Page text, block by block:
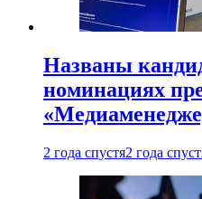
Названы
номинациях
2 года спустя2 года